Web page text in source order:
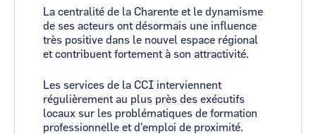
La centralité de la Charente et le dynamisme
de ses acteurs ont désormais une influence
très positive dans le nouvel espace régional
et contribuent fortement à son attractivité.
Les services de la CCI interviennent
régulièrement au plus près des exécutifs
locaux sur les problématiques de formation
professionnelle et d'emploi de proximité.